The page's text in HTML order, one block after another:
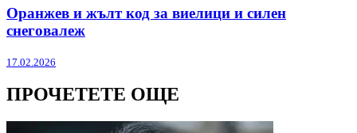
Оранжев и жълт код за виелици и силен
снеговалеж
17.02.2026
ПРОЧЕТЕТЕ ОЩЕ